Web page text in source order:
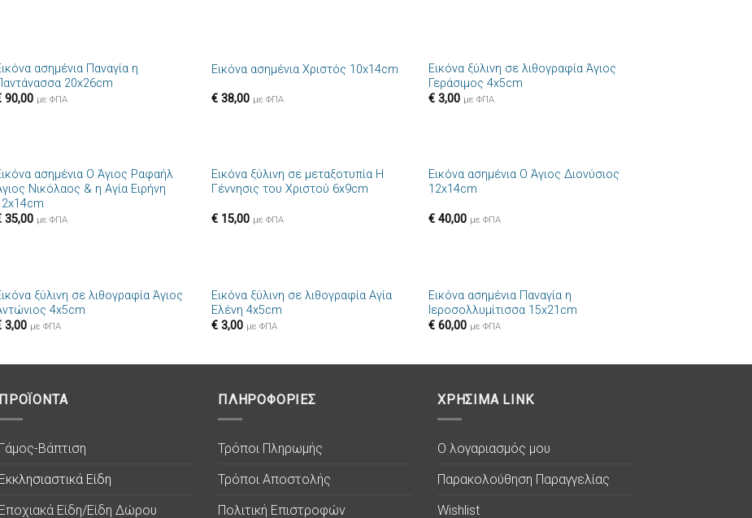
ασημένια Παναγία η
20x26cm
90,00 με ΦΠΑ
Πρόσθήκη
Εικόνα ασημένια Χριστός 10x14cm
€ 38,00 με ΦΠΑ
Πρόσθήκη
Εικόνα ξύλινη σε λιθογραφία Άγιος
Γεράσιμος 4x5cm
€3,00 με ΦΠΑ
Πρόσθήκη
στην λίστα
ασημένια Ο Άγιος Ραφαήλ
Νικόλαος & η Αγία Ειρήνη
35,00 με ΦΠΑ
Πρόσθήκη
στην λίστα
Εικόνα ξύλινη σε μεταξοτυπία Η
Γέννησις του Χριστού 6x9cm
€ 15,00 με ΦΠΑ
Πρόσθήκη
Εικόνα ασημένια Ο Άγιος Διονύσιος
12x14cm
€40,00 με ΦΠΑ
Πρόσθήκη
ξύλινη σε λιθογραφία Άγιος
4x5cm
3,00 με ΦΠΑ
Πρόσθήκη
Εικόνα ξύλινη σε λιθογραφία Αγία
Ελένη 4x5cm
€ 3,00 με ΦΠΑ
στην λίστα
Εικόνα ασημένια Παναγία η
Ιεροσολλυμίτισσα 15x21cm
€60,00 με ΦΠΑ
ΠΡΟΪΟΝΤΑ
Γάμος-Βάπτιση
Εκκλησιαστικά Είδη
Εποχιακά Είδη/Είδη Δώρου
ΠΛΗΡΟΦΟΡΙΕΣ
Τρόποι Πληρωμής
Τρόποι Αποστολής
Πολιτική Επιστροφών
ΧΡΗΣΙΜΑ LINK
Ο λογαριασμός μου
Παρακολούθηση Παραγγελίας
Wishlist